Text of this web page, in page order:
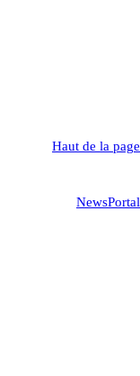
Haut de la page
NewsPortal